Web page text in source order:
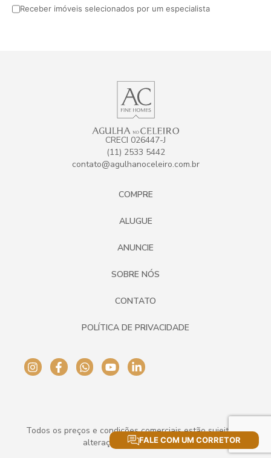
Receber imóveis selecionados por um especialista
CRECI 026447-J
(11) 2533 5442
contato@agulhanoceleiro.com.br
COMPRE
ALUGUE
ANUNCIE
SOBRE NÓS
CONTATO
POLÍTICA DE PRIVACIDADE
Todos os preços e condições comerciais estão sujeitos a
alteração sem aviso prévio.FALE COM UM CORRETOR